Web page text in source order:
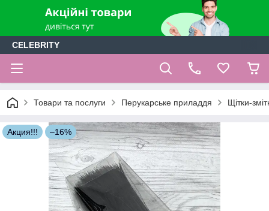
CELEBRITY
Товари та послуги Перукарське приладдя Щітки-
Акция!!! –16%